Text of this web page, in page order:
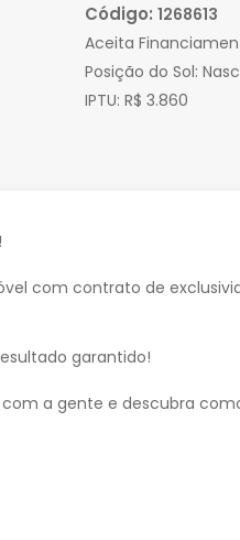
Código:1268613
Aceita
Posição do Sol:
IPTU:R$ 3.860
com contrato de
garantido!
a gente e descubra